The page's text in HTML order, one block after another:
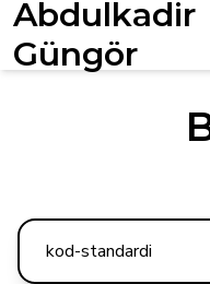
Abdulkadir
Güngör